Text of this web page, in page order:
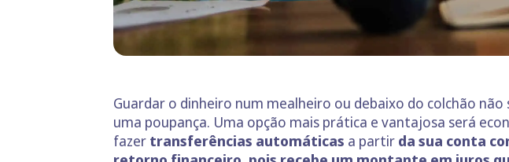
Guardar o dinheiro num mealheiro ou debaixo do colchão
uma poupança. Uma opção mais prática e vantajosa será
fazer transferências automáticas a partir da sua conta